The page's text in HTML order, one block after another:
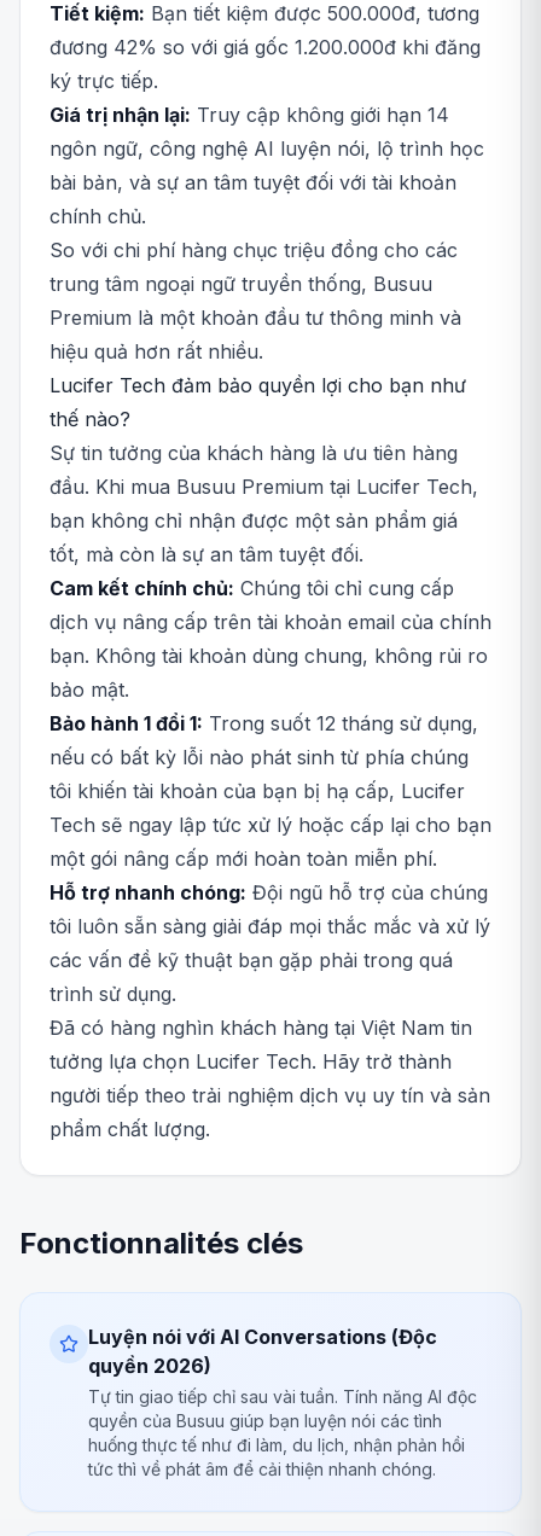
Tiết kiệm: Bạn tiết kiệm được 500.000đ, tương
đương 42% so với giá gốc 1.200.000đ khi đăng
ký trực tiếp.
Giá trị nhận lại: Truy cập không giới hạn 14
ngôn ngữ, công nghệ AI luyện nói, lộ trình học
bài bản, và sự an tâm tuyệt đối với tài khoản
chính chủ.
So với chi phí hàng chục triệu đồng cho các
trung tâm ngoại ngữ truyền thống, Busuu
Premium là một khoản đầu tư thông minh và
hiệu quả hơn rất nhiều.
Lucifer Tech đảm bảo quyền lợi cho bạn như
thế nào?
Sự tin tưởng của khách hàng là ưu tiên hàng
đầu. Khi mua Busuu Premium tại Lucifer Tech,
bạn không chỉ nhận được một sản phẩm giá
tốt, mà còn là sự an tâm tuyệt đối.
Cam kết chính chủ: Chúng tôi chỉ cung cấp
dịch vụ nâng cấp trên tài khoản email của chính
bạn. Không tài khoản dùng chung, không rủi ro
bảo mật.
Bảo hành 1 đổi 1: Trong suốt 12 tháng sử dụng,
nếu có bất kỳ lỗi nào phát sinh từ phía chúng
tôi khiến tài khoản của bạn bị hạ cấp, Lucifer
Tech sẽ ngay lập tức xử lý hoặc cấp lại cho bạn
một gói nâng cấp mới hoàn toàn miễn phí.
Hỗ trợ nhanh chóng: Đội ngũ hỗ trợ của chúng
tôi luôn sẵn sàng giải đáp mọi thắc mắc và xử lý
các vấn đề kỹ thuật bạn gặp phải trong quá
trình sử dụng.
Đã có hàng nghìn khách hàng tại Việt Nam tin
tưởng lựa chọn Lucifer Tech. Hãy trở thành
người tiếp theo trải nghiệm dịch vụ uy tín và sản
phẩm chất lượng.
Fonctionnalités clés
Luyện nói với AI Conversations (Độc
quyền 2026)
Tự tin giao tiếp chỉ sau vài tuần. Tính năng AI độc
quyền của Busuu giúp bạn luyện nói các tình
huống thực tế như đi làm, du lịch, nhận phản hồi
tức thì về phát âm để cải thiện nhanh chóng.